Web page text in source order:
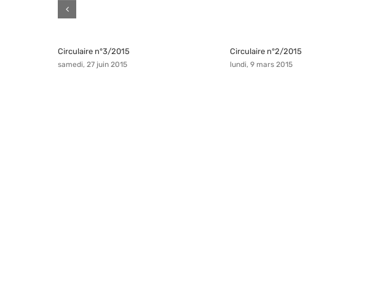
Circulaire n°3/2015
samedi, 27 juin 2015
Circulaire n°2/2015
lundi, 9 mars 2015